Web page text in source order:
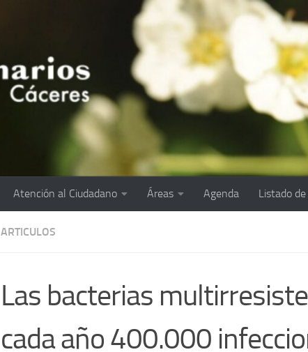
Atención al Ciudadano Áreas Agenda Listado
ARTICULOS
Las bacterias
cada año 400.000